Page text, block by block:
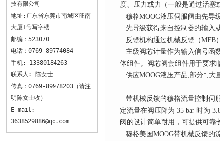
技有限公司
地址:广东省东莞市南城区旺南
大厦1号写字楼
邮编：523070
电话：0769-89774084
手机: 13380184263
联系人: 陈女士
传真：0769-89978203（请注
明陈女士收）
E-mail:
3638529886@qq.com
度、压力或力（一般是通过活塞
穆格MOOG液压伺服阀由先导
先导级获得来自控制器的输入
反馈机构通过机械反馈（MFB
主级阀芯计量作为输入信号函
体组件。阀芯阀套组件用于要求
供应MOOG液压产品,部分*,大
带机械反馈的穆格流量控制伺
定流量在阀压降为 35 bar 时为
阀的设计简单耐用，可提供可靠
穆格美国MOOG带机械反馈的